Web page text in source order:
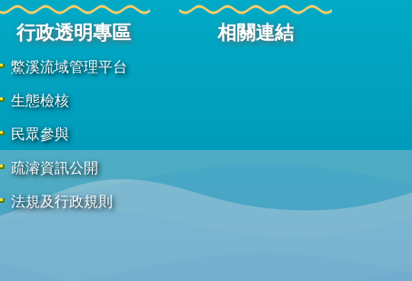
行政透明專區
鱉溪流域管理平台
生態檢核
民眾參與
疏濬資訊公開
法規及行政規則
相關連結